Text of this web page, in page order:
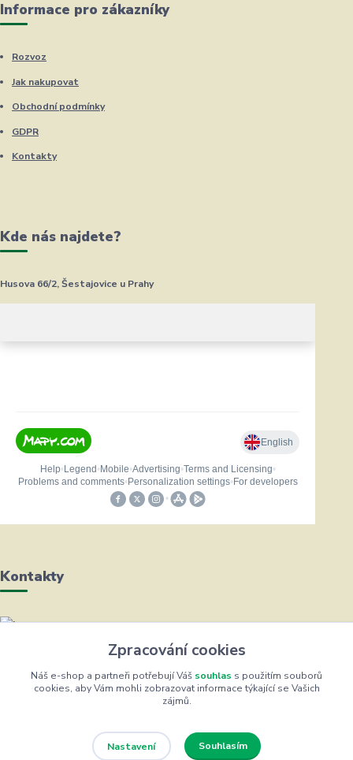
Informace pro zákazníky
Rozvoz
Jak nakupovat
Obchodní podmínky
GDPR
Kontakty
Kde nás najdete?
Husova 66/2, Šestajovice u Prahy
Kontakty
Helena Bayerová
+420 604 711 491
(Po-Čt, 8-16 hod.)
Zpracování cookies
Náš e-shop a partneři potřebují Váš souhlas s použitím souborů
cookies, aby Vám mohli zobrazovat informace týkající se Vašich
zájmů.
Nastavení Souhlasím